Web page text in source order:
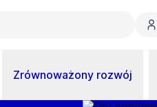
Zrównoważony rozwój